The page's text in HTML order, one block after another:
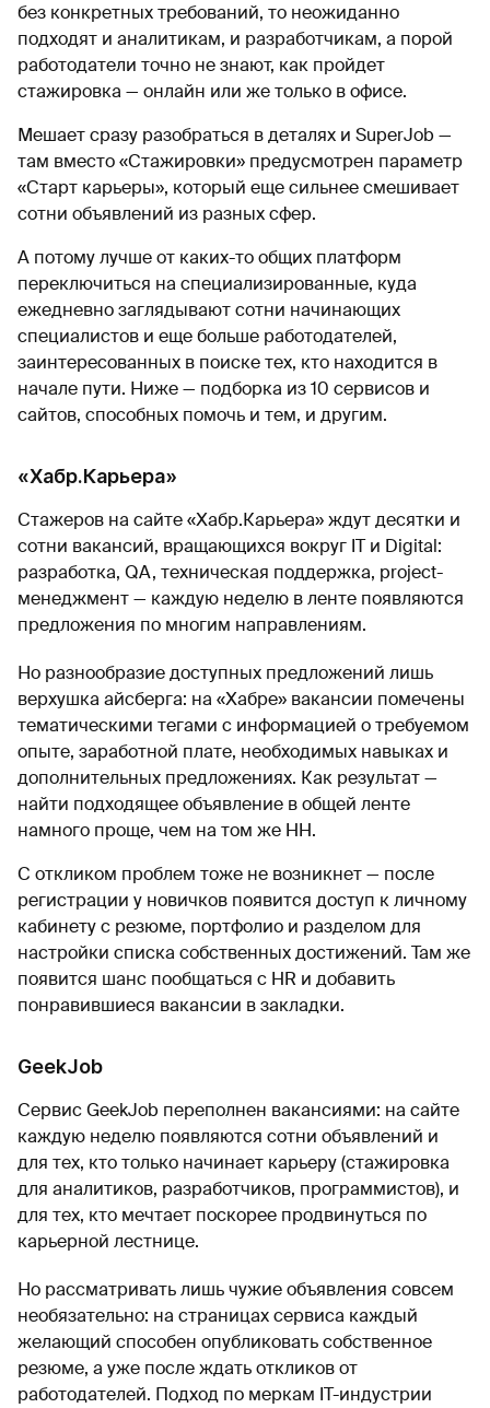
без конкретных требований, то неожиданно
подходят и аналитикам, и разработчикам, а порой
работодатели точно не знают, как пройдет
стажировка — онлайн или же только в офисе.
Мешает сразу разобраться в деталях и SuperJob —
там вместо «Стажировки» предусмотрен параметр
«Старт карьеры», который еще сильнее смешивает
сотни объявлений из разных сфер.
А потому лучше от каких-то общих платформ
переключиться на специализированные, куда
ежедневно заглядывают сотни начинающих
специалистов и еще больше работодателей,
заинтересованных в поиске тех, кто находится в
начале пути. Ниже — подборка из 10 сервисов и
сайтов, способных помочь и тем, и другим.
«Хабр.Карьера»
Стажеров на сайте «Хабр.Карьера» ждут десятки и
сотни вакансий, вращающихся вокруг IT и Digital:
разработка, QA, техническая поддержка, project-
менеджмент — каждую неделю в ленте появляются
предложения по многим направлениям.
Но разнообразие доступных предложений лишь
верхушка айсберга: на «Хабре» вакансии помечены
тематическими тегами с информацией о требуемом
опыте, заработной плате, необходимых навыках и
дополнительных предложениях. Как результат —
найти подходящее объявление в общей ленте
намного проще, чем на том же HH.
С откликом проблем тоже не возникнет — после
регистрации у новичков появится доступ к личному
кабинету с резюме, портфолио и разделом для
настройки списка собственных достижений. Там же
появится шанс пообщаться с HR и добавить
понравившиеся вакансии в закладки.
GeekJob
Сервис GeekJob переполнен вакансиями: на сайте
каждую неделю появляются сотни объявлений и
для тех, кто только начинает карьеру (стажировка
для аналитиков, разработчиков, программистов), и
для тех, кто мечтает поскорее продвинуться по
карьерной лестнице.
Но рассматривать лишь чужие объявления совсем
необязательно: на страницах сервиса каждый
желающий способен опубликовать собственное
резюме, а уже после ждать откликов от
работодателей. Подход по меркам IT-индустрии